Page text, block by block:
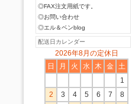
◎FAX注文用紙です。
◎お問い合わせ
◎エル＆ベンblog
配送日カレンダー
2026年8月の定休日
日
月 火 水 木 金 土
1
2
3 4 5 6 7
8